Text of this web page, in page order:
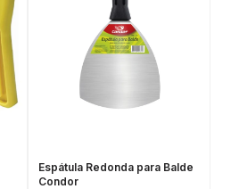
Espátula Redonda para Balde
Condor